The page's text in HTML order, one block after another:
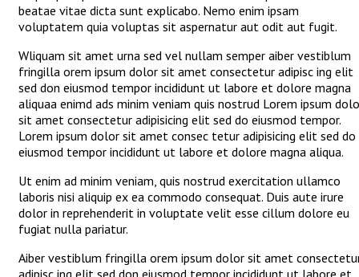
beatae vitae dicta sunt explicabo. Nemo enim ipsam
voluptatem quia voluptas sit aspernatur aut odit aut fugit.
Wliquam sit amet urna sed vel nullam semper aiber vestiblum
fringilla orem ipsum dolor sit amet consectetur adipisc ing elit
sed don eiusmod tempor incididunt ut labore et dolore magna
aliquaa enimd ads minim veniam quis nostrud Lorem ipsum
sit amet consectetur adipisicing elit sed do eiusmod tempor.
Lorem ipsum dolor sit amet consec tetur adipisicing elit sed do
eiusmod tempor incididunt ut labore et dolore magna aliqua.
Ut enim ad minim veniam, quis nostrud exercitation ullamco
laboris nisi aliquip ex ea commodo consequat. Duis aute irure
dolor in reprehenderit in voluptate velit esse cillum dolore eu
fugiat nulla pariatur.
Aiber vestiblum fringilla orem ipsum dolor sit amet